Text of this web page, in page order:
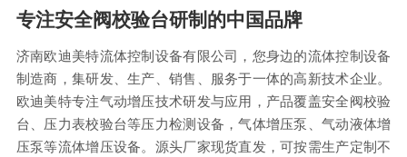
专注安全阀校验台研制的中国品牌
济南欧迪美特流体控制设备有限公司，您身边的流体控制设备
制造商，集研发、生产、销售、服务于一体的高新技术企业。
欧迪美特专注气动增压技术研发与应用，产品覆盖安全阀校验
台、压力表校验台等压力检测设备，气体增压泵、气动液体增
压泵等流体增压设备。源头厂家现货直发，可按需生产定制不